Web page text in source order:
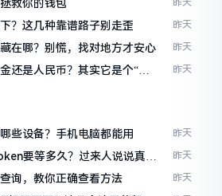
救你的钱包 昨天
？这几种靠谱路子别走歪 昨天
在哪？别慌，找对地方才安心 昨天
还是人民币？其实它是个“多
昨天
些设备？手机电脑都能用 昨天
要等多久？过来人说说真实
昨天
询，教你正确查看方法 昨天